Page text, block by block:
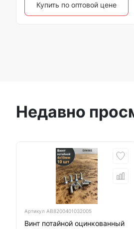
Купить по оптовой цене
Недавно
Артикул АВ8200401032005
Винт потайной оцинкованный